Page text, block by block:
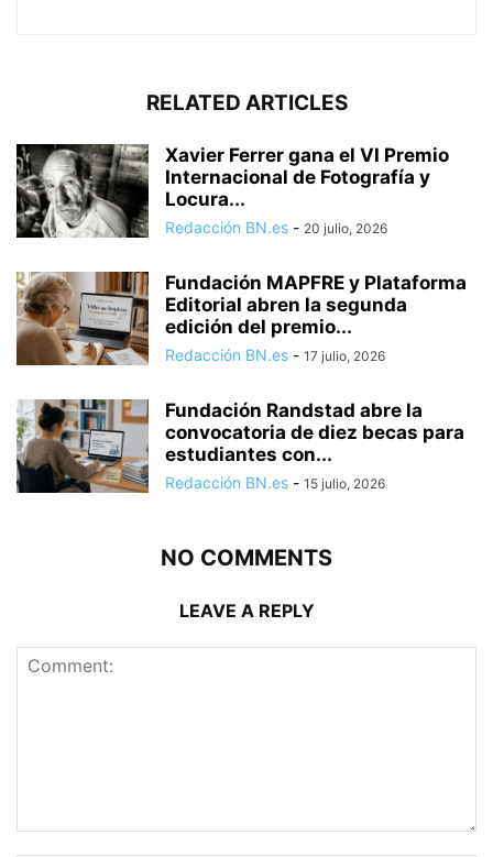
RELATED ARTICLES
Xavier Ferrer gana el VI Premio
Internacional de Fotografía y
Locura...
Redacción BN.es - 20 julio, 2026
Fundación MAPFRE y Plataforma
Editorial abren la segunda
edición del premio...
Redacción BN.es - 17 julio, 2026
Fundación Randstad abre la
convocatoria de diez becas para
estudiantes con...
Redacción BN.es - 15 julio, 2026
NO COMMENTS
LEAVE A REPLY